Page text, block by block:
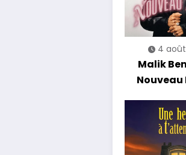
4
Malik
Nouveau